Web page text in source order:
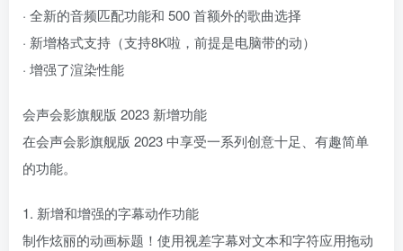
· 全新的音频匹配功能和 500 首额外的歌曲选择
· 新增格式支持（支持8K啦，前提是电脑带的动）
· 增强了渲染性能
会声会影旗舰版 2023 新增功能
在会声会影旗舰版 2023 中享受一系列创意十足、有趣简单
的功能。
1. 新增和增强的字幕动作功能
制作炫丽的动画标题！使用视差字幕对文本和字符应用拖动